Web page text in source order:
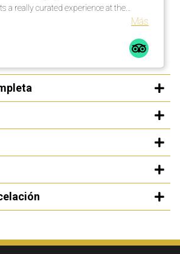
a really curated experience at the
Más